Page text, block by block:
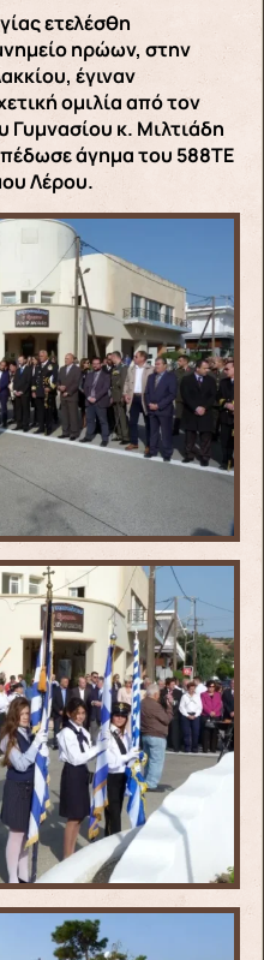
ετελέσθη
ηρώων, στην
έγιναν
ομιλία από τον
Γυμνασίου κ. Μιλτιάδη
άγημα του 588ΤΕ
Λέρου.